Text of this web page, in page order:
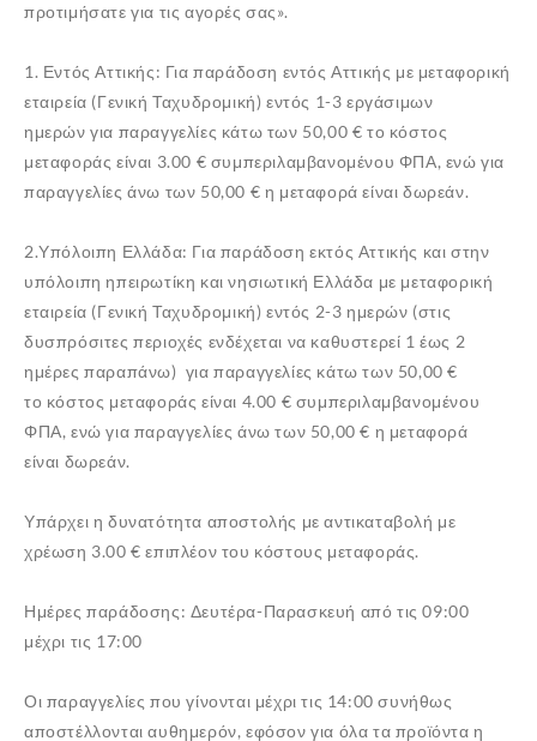
προτιμήσατε για τις αγορές σας».
1. Εντός Αττικής: Για παράδοση εντός Αττικής με μεταφορική
εταιρεία (Γενική Ταχυδρομική) εντός 1-3 εργάσιμων
ημερών για παραγγελίες κάτω των 50,00 € το κόστος
μεταφοράς είναι 3.00 € συμπεριλαμβανομένου ΦΠΑ, ενώ για
παραγγελίες άνω των 50,00 € η μεταφορά είναι δωρεάν.
2.Υπόλοιπη Ελλάδα: Για παράδοση εκτός Αττικής και στην
υπόλοιπη ηπειρωτίκη και νησιωτική Ελλάδα με μεταφορική
εταιρεία (Γενική Ταχυδρομική) εντός 2-3 ημερών (στις
δυσπρόσιτες περιοχές ενδέχεται να καθυστερεί 1 έως 2
ημέρες παραπάνω) για παραγγελίες κάτω των 50,00 €
το κόστος μεταφοράς είναι 4.00 € συμπεριλαμβανομένου
ΦΠΑ, ενώ για παραγγελίες άνω των 50,00 € η μεταφορά
είναι δωρεάν.
Υπάρχει η δυνατότητα αποστολής με αντικαταβολή με
χρέωση 3.00 € επιπλέον του κόστους μεταφοράς.
Ημέρες παράδοσης: Δευτέρα-Παρασκευή από τις 09:00
μέχρι τις 17:00
Οι παραγγελίες που γίνονται μέχρι τις 14:00 συνήθως
αποστέλλονται αυθημερόν, εφόσον για όλα τα προϊόντα η